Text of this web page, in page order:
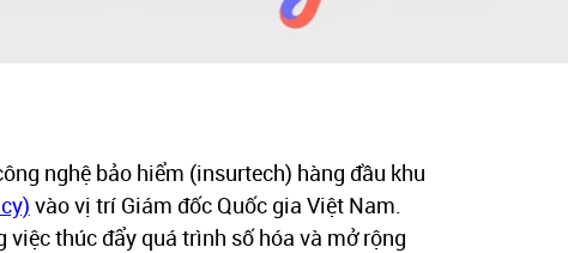
nghệ bảo hiểm (insurtech) hàng đầu khu
vào vị trí Giám đốc Quốc gia Việt Nam.
thúc đẩy quá trình số hóa và mở rộng